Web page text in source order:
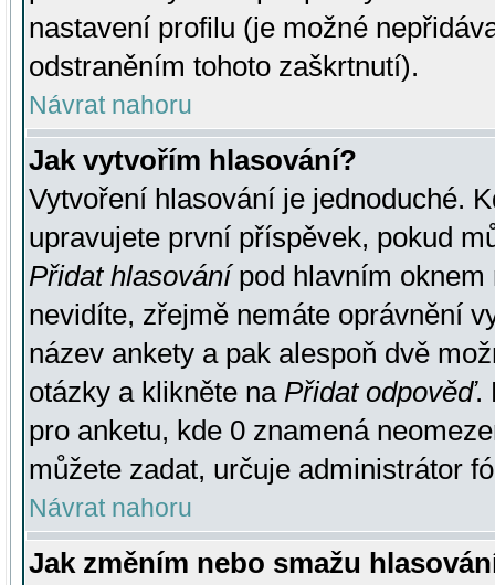
nastavení profilu (je možné
odstraněním tohoto zaškrtnutí).
Návrat nahoru
Jak vytvořím hlasování?
Vytvoření hlasování je jednoduché.
upravujete první příspěvek, pokud
Přidat hlasovánípod hlavním oknem
nevidíte, zřejmě nemáte oprávnění
název ankety a pak alespoň dvě
otázky a klikněte na Přidat odpověď.
pro anketu, kde 0 znamená
můžete zadat, určuje administrátor
Návrat nahoru
Jak změním nebo smažu